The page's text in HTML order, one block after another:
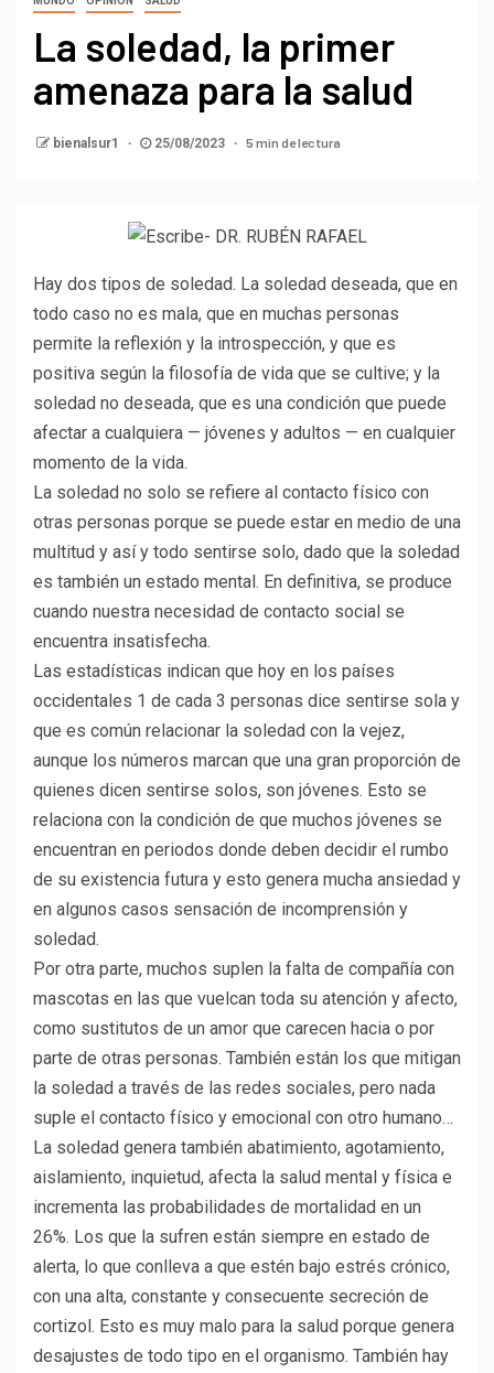
La soledad, la primer
amenaza para la salud
bienalsur1 25/08/2023 5 min de lectura
Hay dos tipos de soledad. La soledad deseada, que en
todo caso no es mala, que en muchas personas
permite la reflexión y la introspección, y que es
positiva según la filosofía de vida que se cultive; y la
soledad no deseada, que es una condición que puede
afectar a cualquiera — jóvenes y adultos — en cualquier
momento de la vida.
La soledad no solo se refiere al contacto físico con
otras personas porque se puede estar en medio de una
multitud y así y todo sentirse solo, dado que la soledad
es también un estado mental. En definitiva, se produce
cuando nuestra necesidad de contacto social se
encuentra insatisfecha.
Las estadísticas indican que hoy en los países
occidentales 1 de cada 3 personas dice sentirse sola y
que es común relacionar la soledad con la vejez,
aunque los números marcan que una gran proporción de
quienes dicen sentirse solos, son jóvenes. Esto se
relaciona con la condición de que muchos jóvenes se
encuentran en periodos donde deben decidir el rumbo
de su existencia futura y esto genera mucha ansiedad y
en algunos casos sensación de incomprensión y
soledad.
Por otra parte, muchos suplen la falta de compañía con
mascotas en las que vuelcan toda su atención y afecto,
como sustitutos de un amor que carecen hacia o por
parte de otras personas. También están los que mitigan
la soledad a través de las redes sociales, pero nada
suple el contacto físico y emocional con otro humano…
La soledad genera también abatimiento, agotamiento,
aislamiento, inquietud, afecta la salud mental y física e
incrementa las probabilidades de mortalidad en un
26%. Los que la sufren están siempre en estado de
alerta, lo que conlleva a que estén bajo estrés crónico,
con una alta, constante y consecuente secreción de
cortizol. Esto es muy malo para la salud porque genera
desajustes de todo tipo en el organismo. También hay